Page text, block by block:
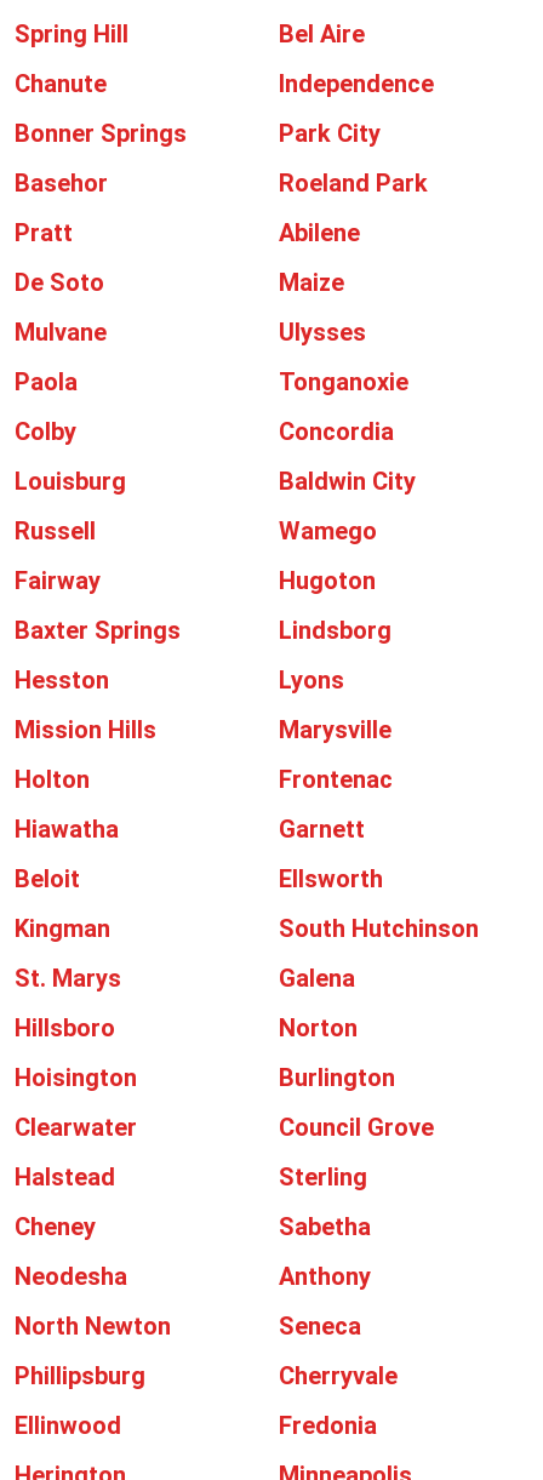
Spring Hill
Bel Aire
Chanute
Independence
Bonner Springs
Park City
Basehor
Roeland Park
Pratt
Abilene
De Soto
Maize
Mulvane
Ulysses
Paola
Tonganoxie
Colby
Concordia
Louisburg
Baldwin City
Russell
Wamego
Fairway
Hugoton
Baxter Springs
Lindsborg
Hesston
Lyons
Mission Hills
Marysville
Holton
Frontenac
Hiawatha
Garnett
Beloit
Ellsworth
Kingman
South Hutchinson
St. Marys
Galena
Hillsboro
Norton
Hoisington
Burlington
Clearwater
Council Grove
Halstead
Sterling
Cheney
Sabetha
Neodesha
Anthony
North Newton
Seneca
Phillipsburg
Cherryvale
Ellinwood
Fredonia